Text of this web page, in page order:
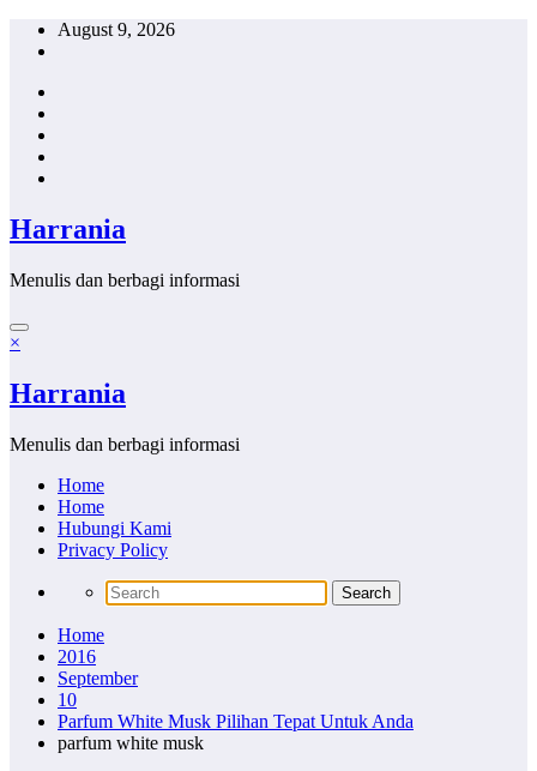
Skip
August 9, 2026
Harrania
Menulis dan berbagi informasi
×
Harrania
Menulis dan berbagi informasi
Home
Home
Hubungi Kami
Privacy Policy
Home
2016
September
10
Parfum White Musk Pilihan Tepat Untuk Anda
parfum white musk